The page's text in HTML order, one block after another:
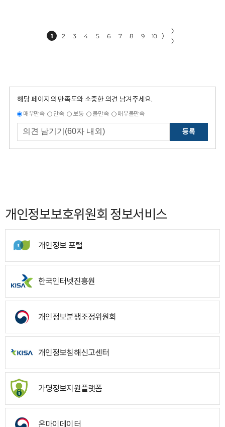
1 2 3 4 5 6 7 8 9 10 〉
〉
〉
해당 페이지의 만족도와 소중한 의견 남겨주세요.
매우만족 만족 보통 불만족 매우불만족
등록
개인정보보호위원회 정보서비스
개인정보 포털
한국인터넷진흥원
개인정보분쟁조정위원회
개인정보침해신고센터
가명정보지원플랫폼
온마이데이터